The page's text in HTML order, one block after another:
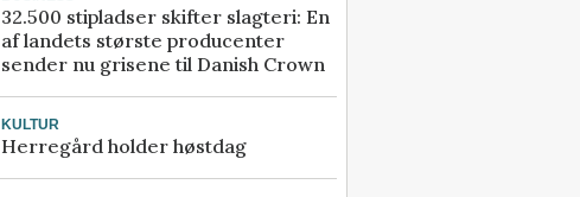
32.500 stipladser skifter slagteri: En
af landets største producenter
sender nu grisene til Danish Crown
KULTUR
Herregård holder høstdag